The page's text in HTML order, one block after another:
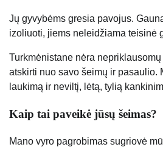
Jų gyvybėms gresia pavojus.
izoliuoti, jiems neleidžiama teisinė
Turkmėnistane nėra
atskirti nuo savo šeimų ir pasaulio.
laukimą ir neviltį, lėtą, tylią
Kaip tai paveikė jūsų šeimas?
Mano vyro pagrobimas sugriovė